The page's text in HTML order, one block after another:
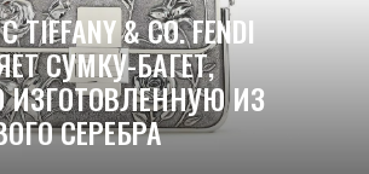
& CO. FENDI
СУМКУ-БАГЕТ,
ИЗ
СЕРЕБРА